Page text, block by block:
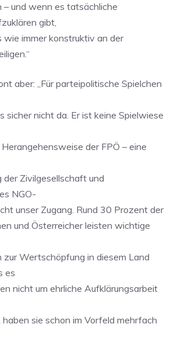
– und wenn es tatsächliche
gibt,
wie immer konstruktiv an der
aber: „Für parteipolitische Spielchen
sicher nicht da. Er ist keine Spielwiese
der FPÖ – eine
der Zivilgesellschaft und
NGO-
unser Zugang. Rund 30 Prozent der
und Österreicher leisten wichtige
zur Wertschöpfung in diesem Land
es
nicht um ehrliche Aufklärungsarbeit
sie schon im Vorfeld mehrfach